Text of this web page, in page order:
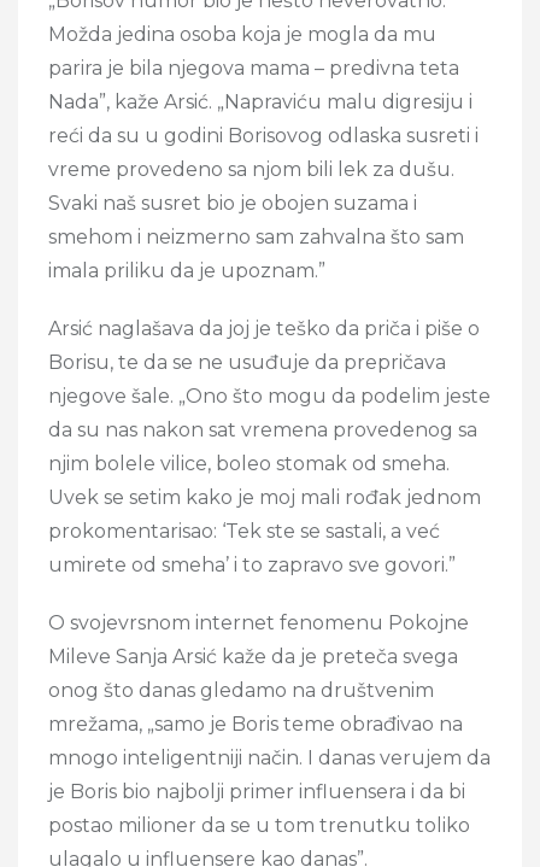
Možda jedina osoba koja je mogla da mu
parira je bila njegova mama – predivna teta
Nada”, kaže Arsić. „Napraviću malu digresiju i
reći da su u godini Borisovog odlaska susreti i
vreme provedeno sa njom bili lek za dušu.
Svaki naš susret bio je obojen suzama i
smehom i neizmerno sam zahvalna što sam
imala priliku da je upoznam.”
Arsić naglašava da joj je teško da priča i piše o
Borisu, te da se ne usuđuje da prepričava
njegove šale. „Ono što mogu da podelim jeste
da su nas nakon sat vremena provedenog sa
njim bolele vilice, boleo stomak od smeha.
Uvek se setim kako je moj mali rođak jednom
prokomentarisao: ‘Tek ste se sastali, a već
umirete od smeha’ i to zapravo sve govori.”
O svojevrsnom internet fenomenu Pokojne
Mileve Sanja Arsić kaže da je preteča svega
onog što danas gledamo na društvenim
mrežama, „samo je Boris teme obrađivao na
mnogo inteligentniji način. I danas verujem da
je Boris bio najbolji primer influensera i da bi
postao milioner da se u tom trenutku toliko
ulagalo u influensere kao danas”.